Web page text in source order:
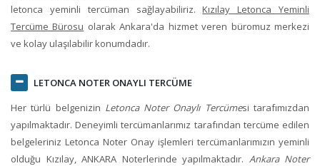
letonca yeminli tercüman sağlayabiliriz.Kızılay Letonca Yeminli
Tercüme Bürosu olarakAnkara'da hizmet veren büromuz merkezi
ve kolay ulaşılabilir konumdadır.
LETONCA NOTER ONAYLI TERCÜME
Her türlü belgenizin Letonca Noter Onaylı Tercümesi tarafımızdan
yapılmaktadır. Deneyimli tercümanlarımız tarafından tercüme edilen
belgeleriniz Letonca Noter Onay işlemleri tercümanlarımızın yeminli
olduğu Kızılay, ANKARA Noterlerinde yapılmaktadır. Ankara Noter